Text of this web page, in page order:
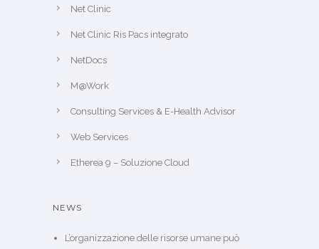
Net Clinic
Net Clinic Ris Pacs integrato
NetDocs
M@Work
Consulting Services & E-Health Advisor
Web Services
Etherea 9 – Soluzione Cloud
NEWS
L’organizzazione delle risorse umane può